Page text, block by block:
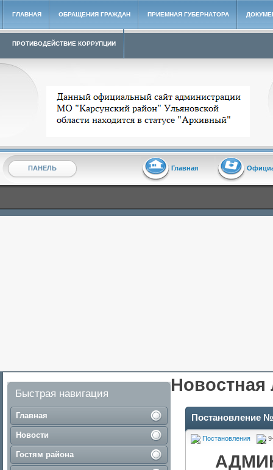
ГЛАВНАЯ ОБРАЩЕНИЯ ГРАЖДАН ПРИЕМНАЯ ГУБЕРНАТОРА
ПРОТИВОДЕЙСТВИЕ КОРРУПЦИИ
Архивный сайт администрации МО "Карсунский район"
ПАНЕЛЬ Главная
Быстрая навигация
Главная
Новости
Гостям района
Новостная
Постановление
Постановления